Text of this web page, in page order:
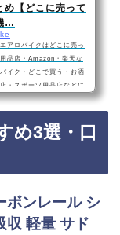
め【どこに売って
…
アロバイクはどこに売っ
品店・Amazon・楽天な
イク・どこで買う・お洒
・スポーツ用品店などに
通販サイトでも買うこと
ネスバイク3選ALINCO
スバイク AF6200 見やす
め3選・口
ボンレール シ
収 軽量 サド